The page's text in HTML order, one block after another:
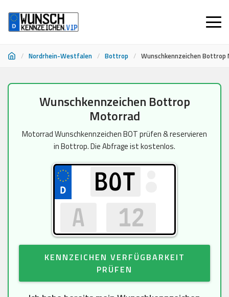
/ Nordrhein-Westfalen / Bottrop / Wunschkennzeichen
Wunschkennzeichen Bottrop
Motorrad
Motorrad Wunschkennzeichen BOT prüfen & reservieren
in Bottrop. Die Abfrage ist kostenlos.
KENNZEICHEN VERFÜGBARKEIT
PRÜFEN